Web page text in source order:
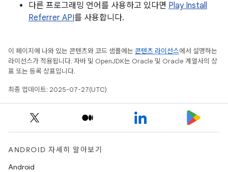
다른 프로그래밍 언어를 사용하고 있다면 Play Install
Referrer API를 사용합니다.
이 페이지에 나와 있는 콘텐츠와 코드 샘플에는 콘텐츠 라이선스에서 설명하는
라이선스가 적용됩니다. 자바 및 OpenJDK는 Oracle 및 Oracle 계열사의 상
표 또는 등록 상표입니다.
최종 업데이트: 2025-07-27(UTC)
ANDROID 자세히 알아보기
Android